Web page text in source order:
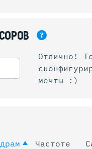
?
Отлично!
мечты :)
Частоте